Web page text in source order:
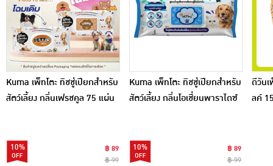
Kuma เพ็ทโตะ ทิชชู่เปียกสำหรับ
สัตว์เลี้ยง กลิ่นเฟรชคูล 75 แผ่น
10%
฿ 89
฿ 99
Kuma เพ็ทโตะ ทิชชู่เปียกสำหรับ
สัตว์เลี้ยง กลิ่นโอเชี่ยนพาราไดซ์
10%
฿ 89
฿ 99
ดีวัน
ลค์